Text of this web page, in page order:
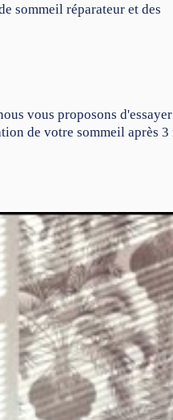
sommeil réparateur et des
vous proposons d'essayer
de votre sommeil après 3